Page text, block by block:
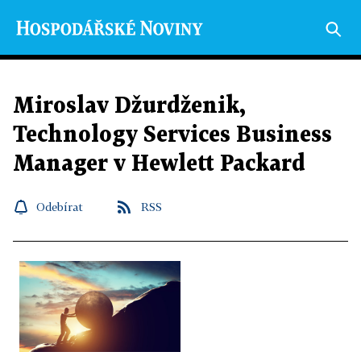
Miroslav Džurdženik,
Technology Services Business
Manager v Hewlett Packard
Odebírat RSS